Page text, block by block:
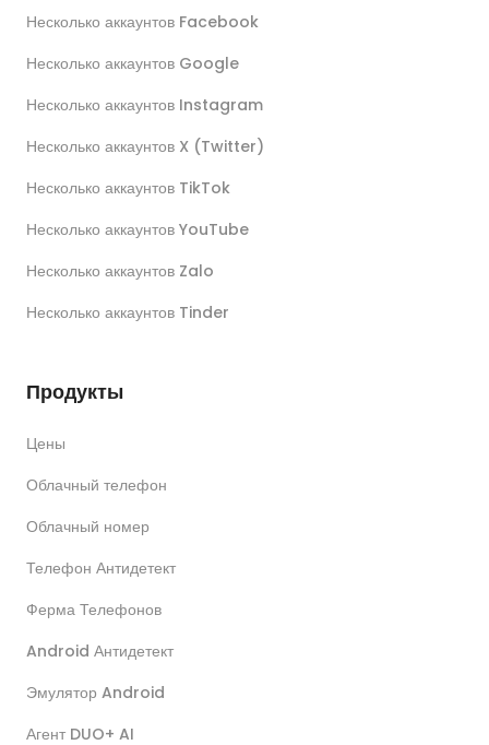
Несколько аккаунтов Facebook
Несколько аккаунтов Google
Несколько аккаунтов Instagram
Несколько аккаунтов X (Twitter)
Несколько аккаунтов TikTok
Несколько аккаунтов YouTube
Несколько аккаунтов Zalo
Несколько аккаунтов Tinder
Продукты
Цены
Облачный телефон
Облачный номер
Телефон Антидетект
Ферма Телефонов
Android Антидетект
Эмулятор Android
Агент DUO+ AI